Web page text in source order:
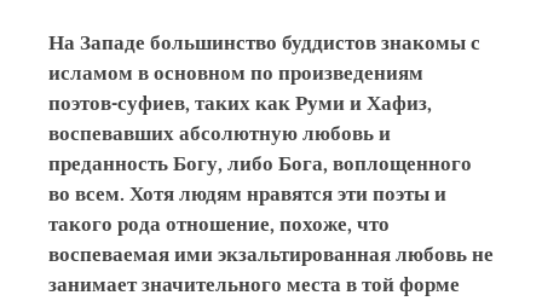
На Западе большинство буддистов знакомы с
исламом в основном по произведениям
поэтов-суфиев, таких как Руми и Хафиз,
воспевавших абсолютную любовь и
преданность Богу, либо Бога, воплощенного
во всем. Хотя людям нравятся эти поэты и
такого рода отношение, похоже, что
воспеваемая ими экзальтированная любовь не
занимает значительного места в той форме